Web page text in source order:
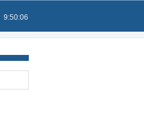
9:50:06